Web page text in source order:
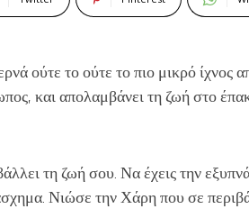
ούτε το ούτε το πιο μικρό ίχνος
και απολαμβάνει τη ζωή στο
τη ζωή σου. Να έχεις την
Νιώσε την Χάρη που σε